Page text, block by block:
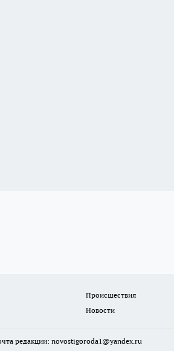
Происшествия
Новости
редакции: novostigoroda1@yandex.ru